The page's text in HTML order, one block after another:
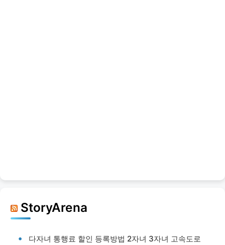
StoryArena
다자녀 통행료 할인 등록방법 2자녀 3자녀 고속도로